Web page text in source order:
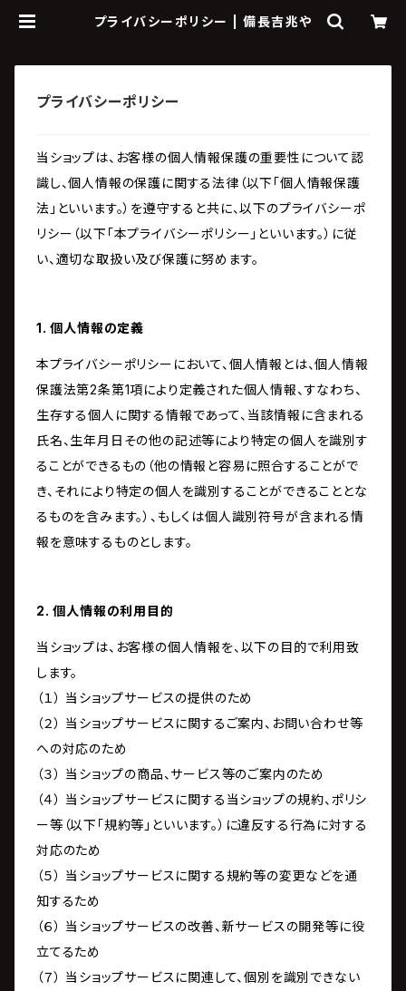
プライバシーポリシー | 備長吉兆や
プライバシーポリシー
当ショップは、お客様の個人情報保護の重要性について認
識し、個人情報の保護に関する法律（以下「個人情報保護
法」といいます。）を遵守すると共に、以下のプライバシーポ
リシー（以下「本プライバシーポリシー」といいます。）に従
い、適切な取扱い及び保護に努めます。
1. 個人情報の定義
本プライバシーポリシーにおいて、個人情報とは、個人情報
保護法第2条第1項により定義された個人情報、すなわち、
生存する個人に関する情報であって、当該情報に含まれる
氏名、生年月日その他の記述等により特定の個人を識別す
ることができるもの（他の情報と容易に照合することがで
き、それにより特定の個人を識別することができることとな
るものを含みます。）、もしくは個人識別符号が含まれる情
報を意味するものとします。
2. 個人情報の利用目的
当ショップは、お客様の個人情報を、以下の目的で利用致
します。
（１） 当ショップサービスの提供のため
（２） 当ショップサービスに関するご案内、お問い合わせ等
への対応のため
（３） 当ショップの商品、サービス等のご案内のため
（４） 当ショップサービスに関する当ショップの規約、ポリシ
ー等（以下「規約等」といいます。）に違反する行為に対する
対応のため
（５） 当ショップサービスに関する規約等の変更などを通
知するため
（６） 当ショップサービスの改善、新サービスの開発等に役
立てるため
（７） 当ショップサービスに関連して、個別を識別できない